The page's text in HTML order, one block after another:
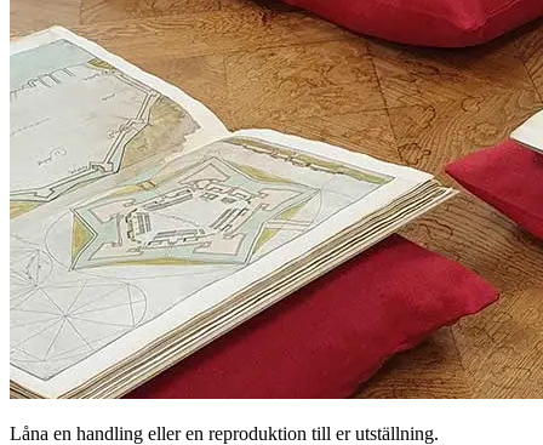
Låna en handling eller en reproduktion till er utställning.